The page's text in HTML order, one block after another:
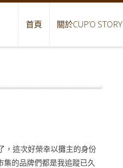
首頁 關於CUP’O STORY
這次好榮幸以攤主的身份
的品牌們都是我追蹤已久